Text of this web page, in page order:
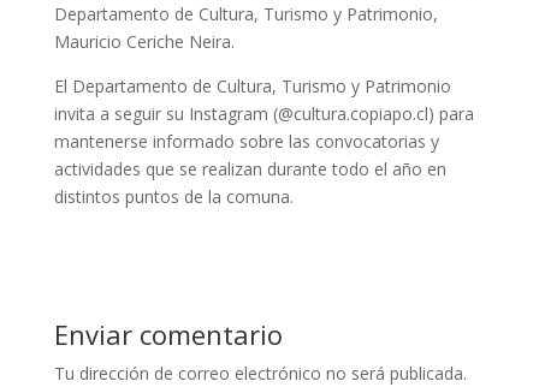
Departamento de Cultura, Turismo y Patrimonio,
Mauricio Ceriche Neira.
El Departamento de Cultura, Turismo y Patrimonio
invita a seguir su Instagram (@cultura.copiapo.cl) para
mantenerse informado sobre las convocatorias y
actividades que se realizan durante todo el año en
distintos puntos de la comuna.
Enviar comentario
Tu dirección de correo electrónico no será publicada.